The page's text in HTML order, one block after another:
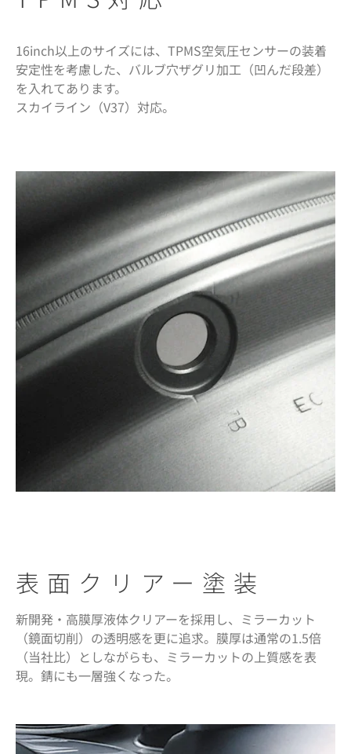
16inch以上のサイズには、TPMS空気圧センサーの装着
安定性を考慮した、バルブ穴ザグリ加工（凹んだ段差）
を入れてあります。
スカイライン（V37）対応。
表面クリアー塗装
新開発・高膜厚液体クリアーを採用し、ミラーカット
（鏡面切削）の透明感を更に追求。膜厚は通常の1.5倍
（当社比）としながらも、ミラーカットの上質感を表
現。錆にも一層強くなった。